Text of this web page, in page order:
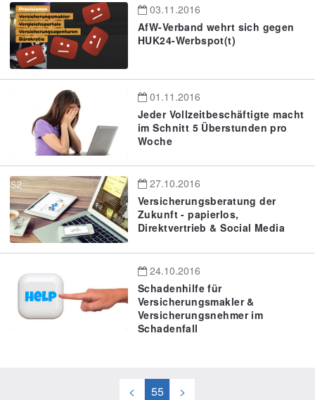
03.11.2016
AfW-Verband wehrt sich gegen
HUK24-Werbspot(t)
01.11.2016
Jeder Vollzeitbeschäftigte macht
im Schnitt 5 Überstunden pro
Woche
27.10.2016
Versicherungsberatung der
Zukunft - papierlos,
Direktvertrieb & Social Media
24.10.2016
Schadenhilfe für
Versicherungsmakler &
Versicherungsnehmer im
Schadenfall
< 55 >